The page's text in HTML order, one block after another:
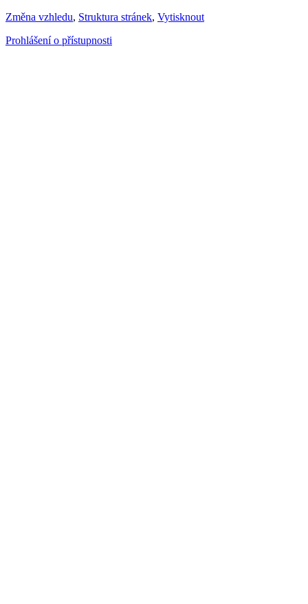
Změna vzhledu, Struktura stránek, Vytisknout
Prohlášení o přístupnosti